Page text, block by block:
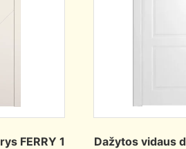
FERRY 1 Dažytos vidaus